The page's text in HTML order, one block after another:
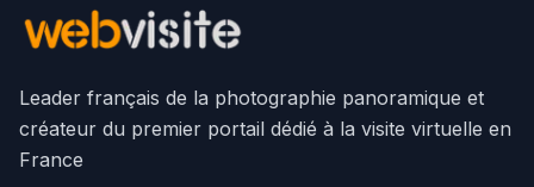
Leader français de la photographie panoramique et
créateur du premier portail dédié à la visite virtuelle en
France